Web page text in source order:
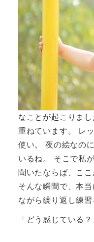
なことが起こりま
重ねています。 レ
使い。 夜の絵なの
いるね。 そこで私
聞いたならば、こ
そんな瞬間で、本
ながら繰り返し練
「どう感じている